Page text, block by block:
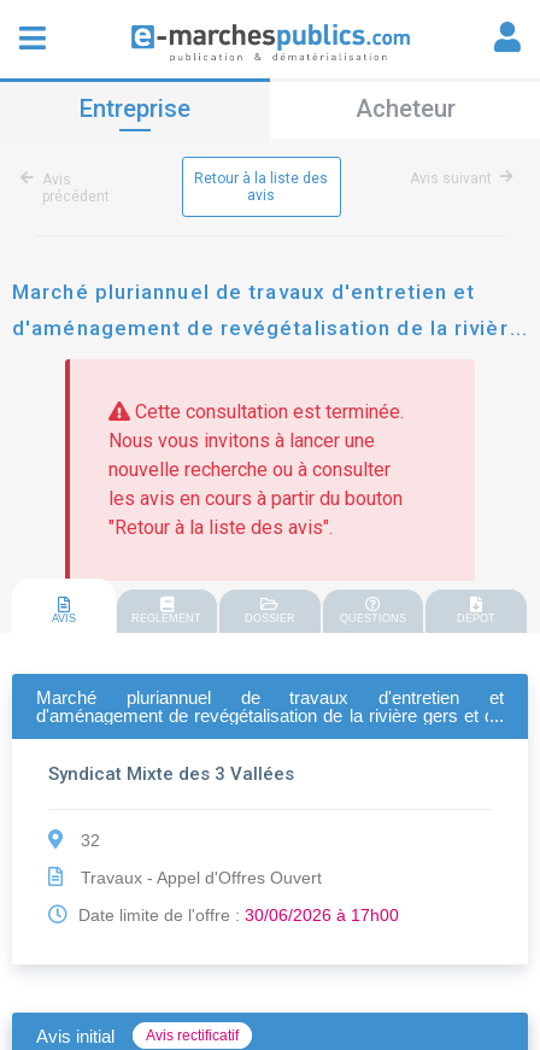
Entreprise Acheteur
Avis
précédent
Retour à la liste des
avis
Avis suivant
Marché pluriannuel de travaux d'entretien et
d'aménagement de revégétalisation de la rivière
gers et de ses affluents
Cette consultation est terminée.
Nous vous invitons à lancer une
nouvelle recherche ou à consulter
les avis en cours à partir du bouton
"Retour à la liste des avis".
AVIS REGLEMENT DOSSIER QUESTIONS DEPOT
Marché pluriannuel de travaux d'entretien et
d'aménagement de revégétalisation de la rivière gers et de
Syndicat Mixte des 3 Vallées
32
Travaux - Appel d'Offres Ouvert
Date limite de l'offre : 30/06/2026 à 17h00
Avis initial Avis rectificatif